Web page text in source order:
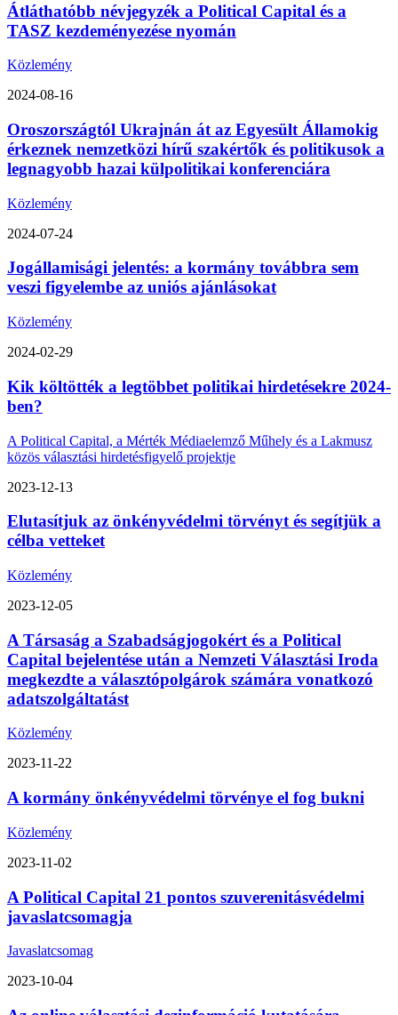
Átláthatóbb névjegyzék a Political Capital és a
TASZ kezdeményezése nyomán
Közlemény
2024-08-16
Oroszországtól Ukrajnán át az Egyesült Államokig
érkeznek nemzetközi hírű szakértők és politikusok a
legnagyobb hazai külpolitikai konferenciára
Közlemény
2024-07-24
Jogállamisági jelentés: a kormány továbbra sem
veszi figyelembe az uniós ajánlásokat
Közlemény
2024-02-29
Kik költötték a legtöbbet politikai hirdetésekre 2024-
ben?
A Political Capital, a Mérték Médiaelemző Műhely és a Lakmusz
közös választási hirdetésfigyelő projektje
2023-12-13
Elutasítjuk az önkényvédelmi törvényt és segítjük a
célba vetteket
Közlemény
2023-12-05
A Társaság a Szabadságjogokért és a Political
Capital bejelentése után a Nemzeti Választási Iroda
megkezdte a választópolgárok számára vonatkozó
adatszolgáltatást
Közlemény
2023-11-22
A kormány önkényvédelmi törvénye el fog bukni
Közlemény
2023-11-02
A Political Capital 21 pontos szuverenitásvédelmi
javaslatcsomagja
Javaslatcsomag
2023-10-04